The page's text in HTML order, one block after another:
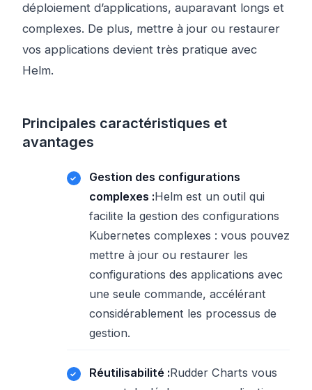
déploiement d’applications, auparavant longs et
complexes. De plus, mettre à jour ou restaurer
vos applications devient très pratique avec
Helm.
Principales caractéristiques et
avantages
Gestion des configurations
complexes :Helm est un outil qui
facilite la gestion des configurations
Kubernetes complexes : vous pouvez
mettre à jour ou restaurer les
configurations des applications avec
une seule commande, accélérant
considérablement les processus de
gestion.
Réutilisabilité :Rudder Charts vous